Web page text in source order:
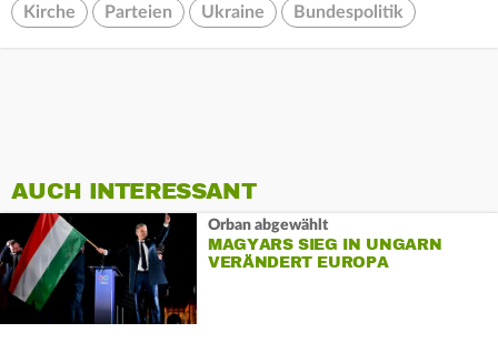
Kirche Parteien Ukraine Bundespolitik
AUCH INTERESSANT
Orban abgewählt
MAGYARS SIEG IN UNGARN
VERÄNDERT EUROPA